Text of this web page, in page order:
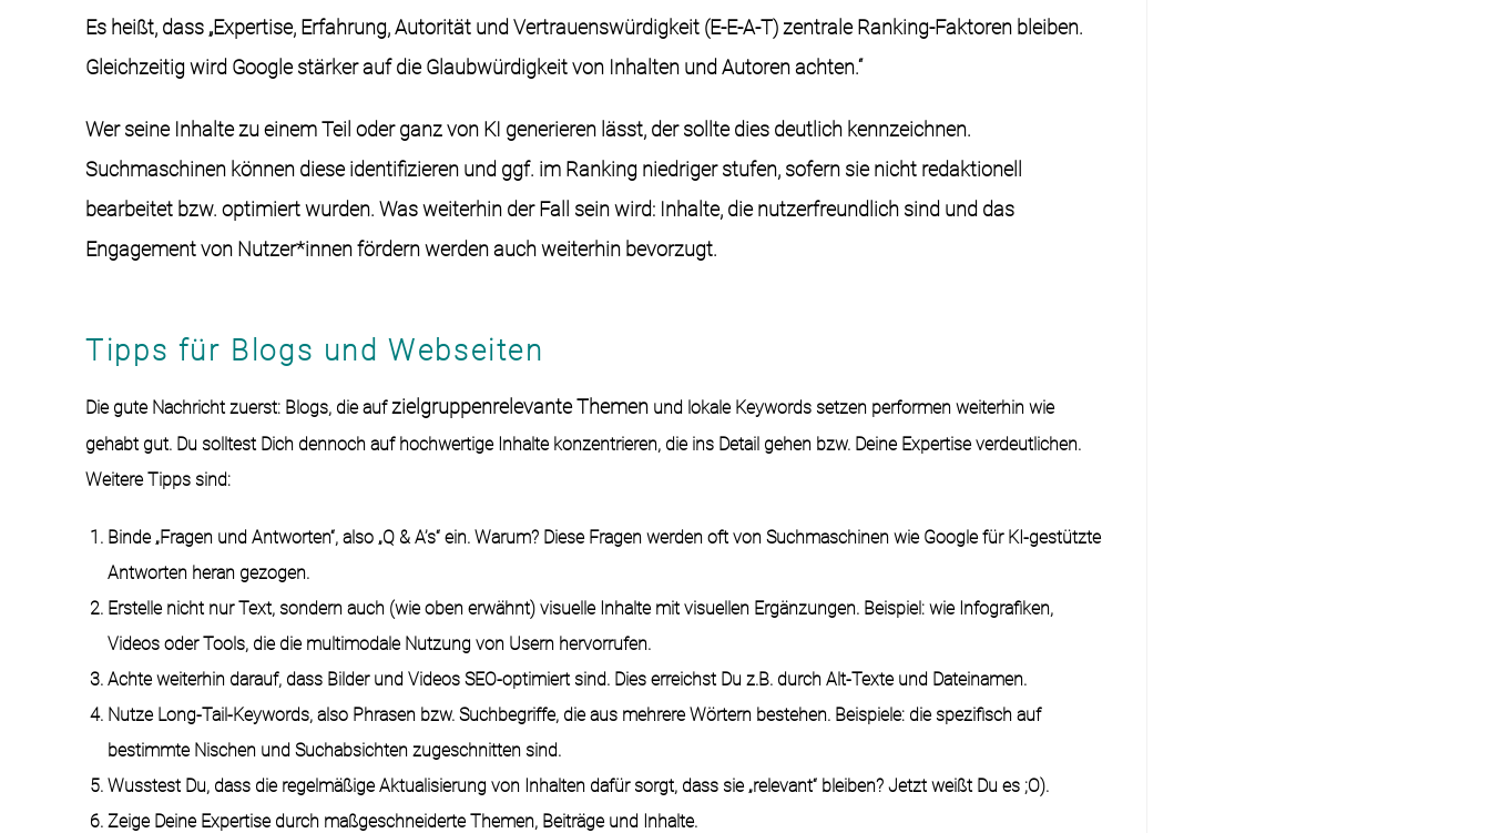
Es heißt, dass „Expertise, Erfahrung, Autorität und Vertrauenswürdigkeit (E-E-A-T) zentrale Ranking-Faktoren bleiben.
Gleichzeitig wird Google stärker auf die Glaubwürdigkeit von Inhalten und Autoren achten.“
Wer seine Inhalte zu einem Teil oder ganz von KI generieren lässt, der sollte dies deutlich kennzeichnen.
Suchmaschinen können diese identifizieren und ggf. im Ranking niedriger stufen, sofern sie nicht redaktionell
bearbeitet bzw. optimiert wurden. Was weiterhin der Fall sein wird: Inhalte, die nutzerfreundlich sind und das
Engagement von Nutzer*innen fördern werden auch weiterhin bevorzugt.
Tipps für Blogs und Webseiten
Die gute Nachricht zuerst: Blogs, die aufzielgruppenrelevante Themen und lokale Keywords setzen performen weiterhin wie
gehabt gut. Du solltest Dich dennoch auf hochwertige Inhalte konzentrieren, die ins Detail gehen bzw. Deine Expertise verdeutlichen.
Weitere Tipps sind:
Binde „Fragen und Antworten“, also „Q & A’s“ ein. Warum? Diese Fragen werden oft von Suchmaschinen wie Google für KI-gestützte
Antworten heran gezogen.
Erstelle nicht nur Text, sondern auch (wie oben erwähnt) visuelle Inhalte mitvisuellen Ergänzungen. Beispiel:wie Infografiken,
Videos oder Tools, die die multimodale Nutzung von Usern hervorrufen.
Achte weiterhin darauf, dass Bilder und Videos SEO-optimiert sind. Dies erreichst Du z.B. durch Alt-Texte und Dateinamen.
Nutze Long-Tail-Keywords, also Phrasen bzw. Suchbegriffe, die aus mehrere Wörtern bestehen. Beispiele: die spezifisch auf
bestimmte Nischen und Suchabsichten zugeschnitten sind.
Wusstest Du, dass die regelmäßige Aktualisierung von Inhalten dafür sorgt, dass sie „relevant“ bleiben? Jetzt weißt Du es ;O).
Zeige Deine Expertise durch maßgeschneiderte Themen, Beiträge und Inhalte.